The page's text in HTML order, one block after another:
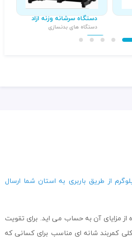
دستگاه سرشانه وزنه ازاد
دستگاه های بدنسازی
با وزن بالای 2 کیلوگرم از طریق باربری به استان شما ارسال
مزایای آن به حساب می اید. برای تقویت
کمربند شانه ای مناسب برای کسانی که